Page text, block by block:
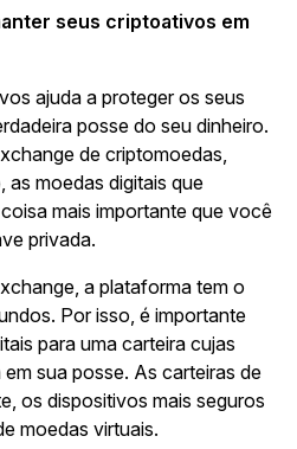
seus criptoativos em
ajuda a proteger os seus
posse do seu dinheiro.
de criptomoedas,
moedas digitais que
mais importante que você
privada.
a plataforma tem o
Por isso, é importante
para uma carteira cujas
sua posse. As carteiras de
os dispositivos mais seguros
moedas virtuais.